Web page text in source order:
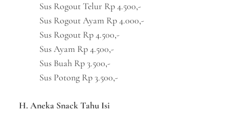
Sus Rogout Telur Rp 4.500,-
Sus Rogout Ayam Rp 4.000,-
Sus Rogout Rp 4.500,-
Sus Ayam Rp 4.500,-
Sus Buah Rp 3.500,-
Sus Potong Rp 3.500,-
H. Aneka Snack Tahu Isi